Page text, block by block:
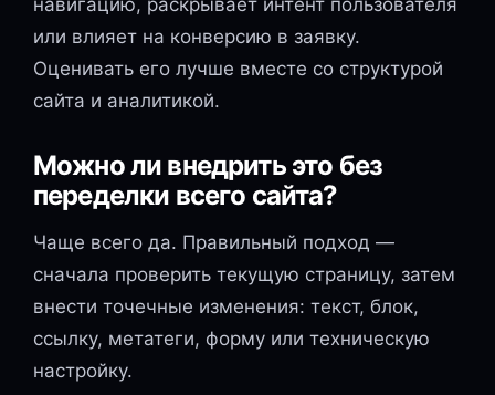
или влияет на конверсию в заявку.
Оценивать его лучше вместе со структурой
сайта и аналитикой.
Можно ли внедрить это без
переделки всего сайта?
Чаще всего да. Правильный подход —
сначала проверить текущую страницу, затем
внести точечные изменения: текст, блок,
ссылку, метатеги, форму или техническую
настройку.